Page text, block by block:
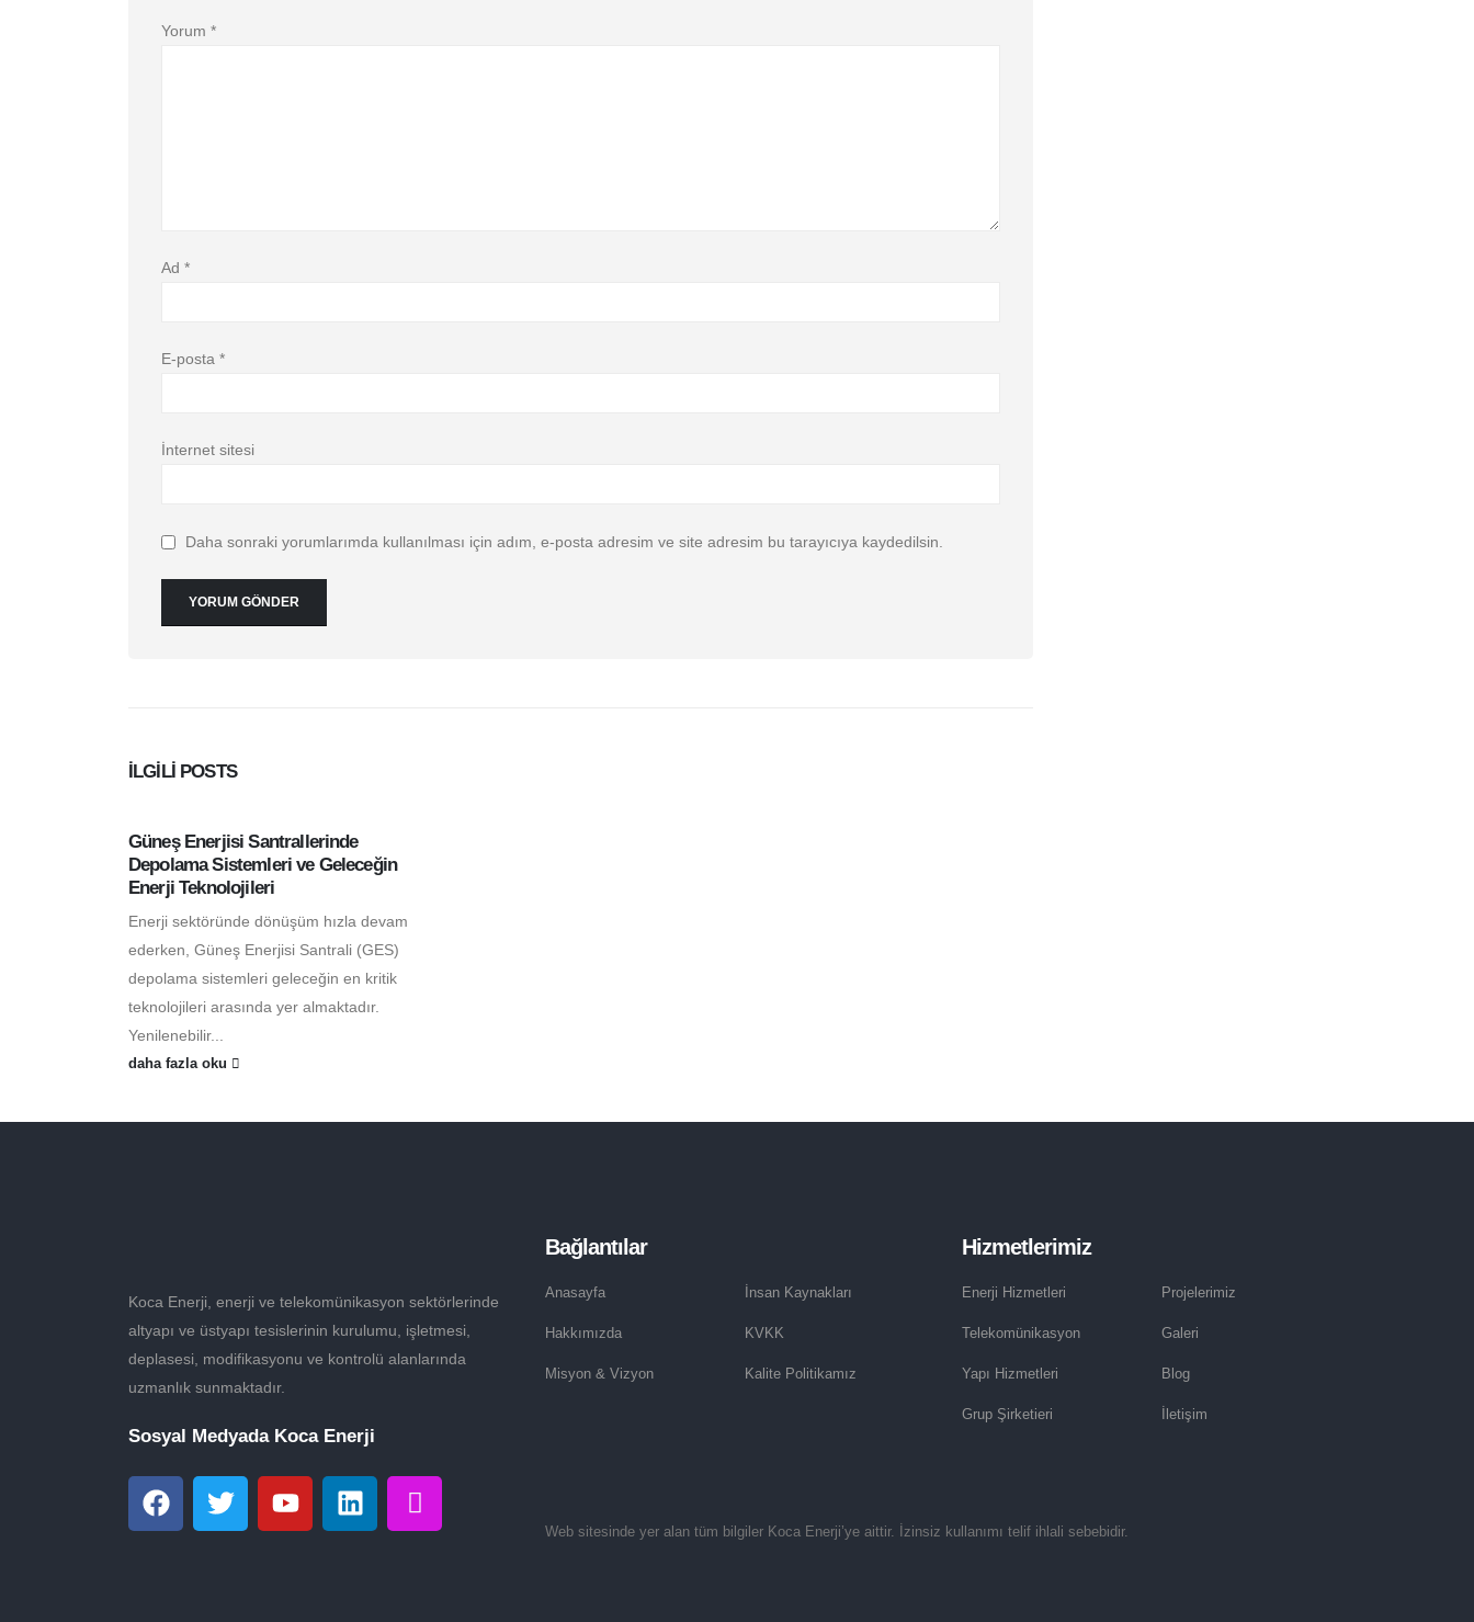
Yorum *
Ad *
E-posta *
İnternet sitesi
Daha sonraki yorumlarımda kullanılması için adım, e-posta adresim ve site adresim bu tarayıcıya kaydedilsin.
İLGILI POSTS
Güneş Enerjisi Santrallerinde
Depolama Sistemleri ve Geleceğin
Enerji Teknolojileri
Enerji sektöründe dönüşüm hızla devam
ederken, Güneş Enerjisi Santrali (GES)
depolama sistemleri geleceğin en kritik
teknolojileri arasında yer almaktadır.
Yenilenebilir...
daha fazla oku
Koca Enerji, enerji ve telekomünikasyon sektörlerinde
altyapı ve üstyapı tesislerinin kurulumu, işletmesi,
deplasesi, modifikasyonu ve kontrolü alanlarında
uzmanlık sunmaktadır.
Sosyal Medyada Koca Enerji
Bağlantılar
Anasayfa
Hakkımızda
Misyon & Vizyon
İnsan Kaynakları
KVKK
Kalite Politikamız
Hizmetlerimiz
Enerji Hizmetleri
Telekomünikasyon
Yapı Hizmetleri
Grup Şirketieri
Projelerimiz
Galeri
Blog
İletişim
Web sitesinde yer alan tüm bilgiler Koca Enerji’ye aittir. İzinsiz kullanımı telif ihlali sebebidir.